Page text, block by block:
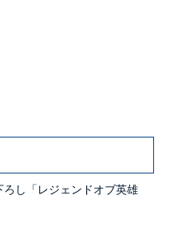
し「レジェンドオブ英雄